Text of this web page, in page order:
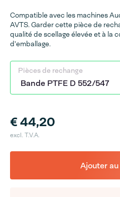
Compatible avec les machines
AVTS. Garder cette pièce de
qualité de scellage élevée et à la
d'emballage.
Pièces de rechange
€ 44,20
excl. T.V.A.
Ajouter